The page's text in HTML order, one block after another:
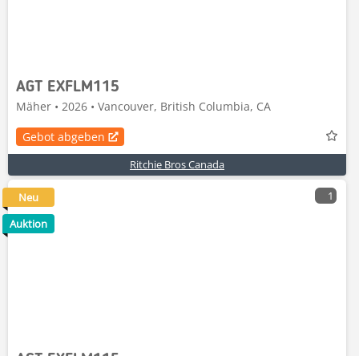
AGT EXFLM115
Mäher • 2026 • Vancouver, British Columbia, CA
Gebot abgeben
Ritchie Bros Canada
1
Neu
Auktion